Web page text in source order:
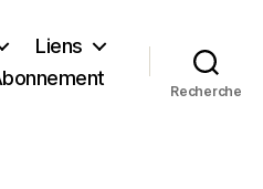
Liens
Recherche